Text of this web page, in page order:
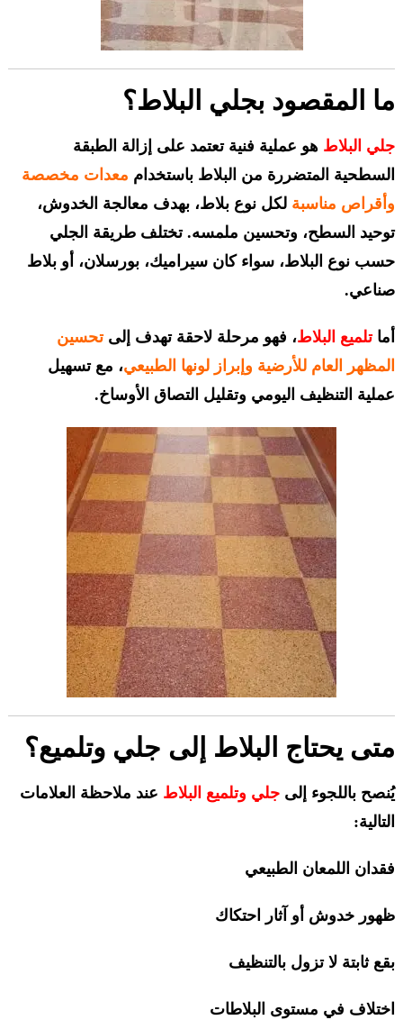
ما المقصود بجلي البلاط؟
جلي البلاط هو عملية فنية تعتمد على إزالة الطبقة
السطحية المتضررة من البلاط باستخدام معدات مخصصة
وأقراص مناسبة لكل نوع بلاط، بهدف معالجة الخدوش،
توحيد السطح، وتحسين ملمسه. تختلف طريقة الجلي
حسب نوع البلاط، سواء كان سيراميك، بورسلان، أو بلاط
صناعي.
أماتلميع البلاط، فهو مرحلة لاحقة تهدف إلىتحسين
المظهر العام للأرضية وإبراز لونها الطبيعي، مع تسهيل
عملية التنظيف اليومي وتقليل التصاق الأوساخ.
متى يحتاج البلاط إلى جلي وتلميع؟
يُنصح باللجوء إلى جلي وتلميع البلاط عند ملاحظة العلامات
التالية:
فقدان اللمعان الطبيعي
ظهور خدوش أو آثار احتكاك
بقع ثابتة لا تزول بالتنظيف
اختلاف في مستوى البلاطات